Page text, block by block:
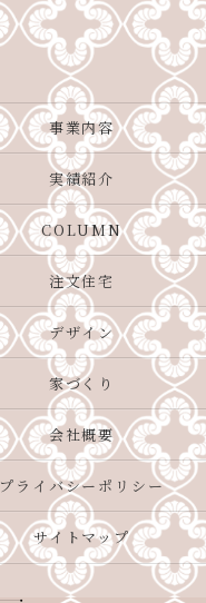
事業内容
実績紹介
COLUMN
注文住宅
デザイン
家づくり
会社概要
プライバシーポリシー
サイトマップ